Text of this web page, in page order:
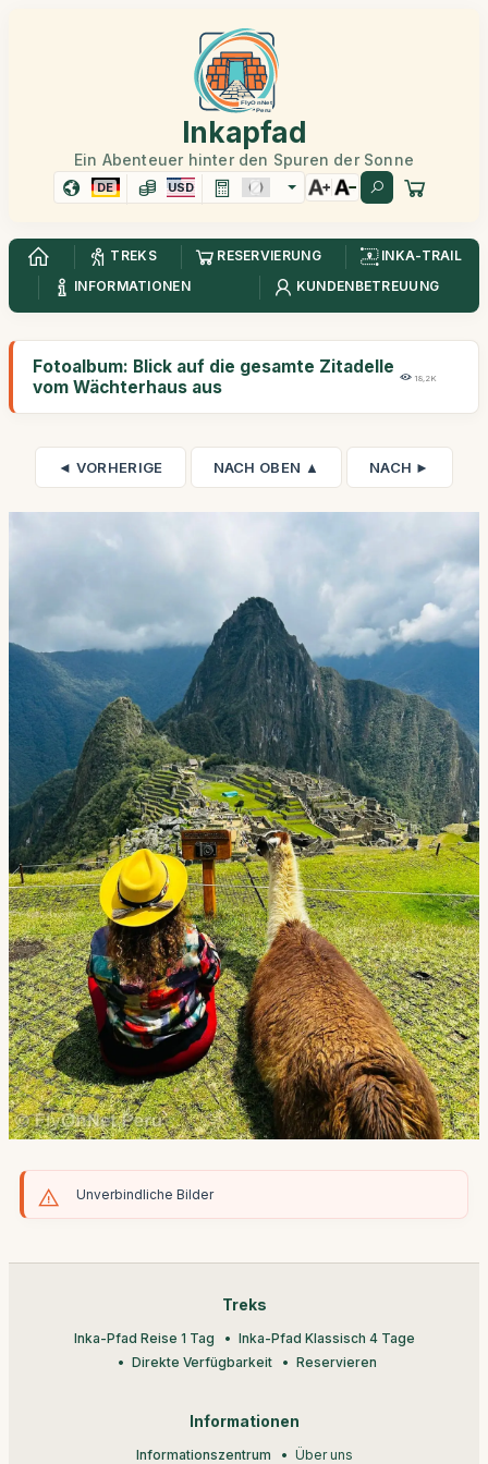
Inkapfad
Ein Abenteuer hinter den Spuren der Sonne
DE USD
TREKS RESERVIERUNG
INKA-TRAIL
INFORMATIONEN
KUNDENBETREUUNG
Fotoalbum: Blick auf die gesamte Zitadelle
vom Wächterhaus aus
18,2K
◄ VORHERIGE NACH OBEN ▲ NACH ►
Unverbindliche Bilder
Treks
Inka-Pfad Reise 1 Tag
Inka-Pfad Klassisch 4 Tage
Direkte Verfügbarkeit
Reservieren
Informationen
Informationszentrum Über uns